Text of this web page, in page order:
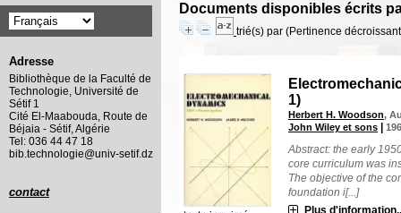
Documents disponibles écrits
trié(s) par (Pertinence
1)
Herbert H. Woodson,
John Wiley et sons |
Abstract: the early
core curriculum was
The objective of the
foundation i[...]
Plus
Adresse
Bibliothèque de la Faculté de
Technologie, Université de
Sétif 1
Cité El-Maabouda, Route de
Béjaia - Sétif, Algérie
Tel: 036 44 47 18
bib.technologie@univ-setif.dz
contact